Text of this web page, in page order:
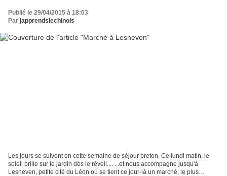
Publié le 29/04/2015 à 18:03
Par japprendslechinois
Les jours se suivent en cette semaine de séjour breton. Ce lundi matin, le
soleil brille sur le jardin dès le réveil.... ...et nous accompagne jusqu'à
Lesneven, petite cité du Léon où se tient ce jour-là un marché, le plus